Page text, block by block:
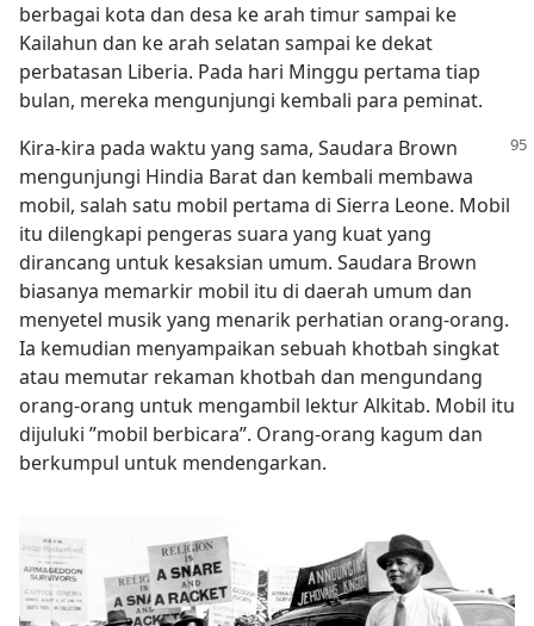
berbagai kota dan desa ke arah timur sampai ke
Kailahun dan ke arah selatan sampai ke dekat
perbatasan Liberia. Pada hari Minggu pertama tiap
bulan, mereka mengunjungi kembali para peminat.
Kira-kira pada waktu yang sama, Saudara Brown
mengunjungi Hindia Barat dan kembali membawa
mobil, salah satu mobil pertama di Sierra Leone. Mobil
itu dilengkapi pengeras suara yang kuat yang
dirancang untuk kesaksian umum. Saudara Brown
biasanya memarkir mobil itu di daerah umum dan
menyetel musik yang menarik perhatian orang-orang.
Ia kemudian menyampaikan sebuah khotbah singkat
atau memutar rekaman khotbah dan mengundang
orang-orang untuk mengambil lektur Alkitab. Mobil itu
dijuluki ”mobil berbicara”. Orang-orang kagum dan
berkumpul untuk mendengarkan.